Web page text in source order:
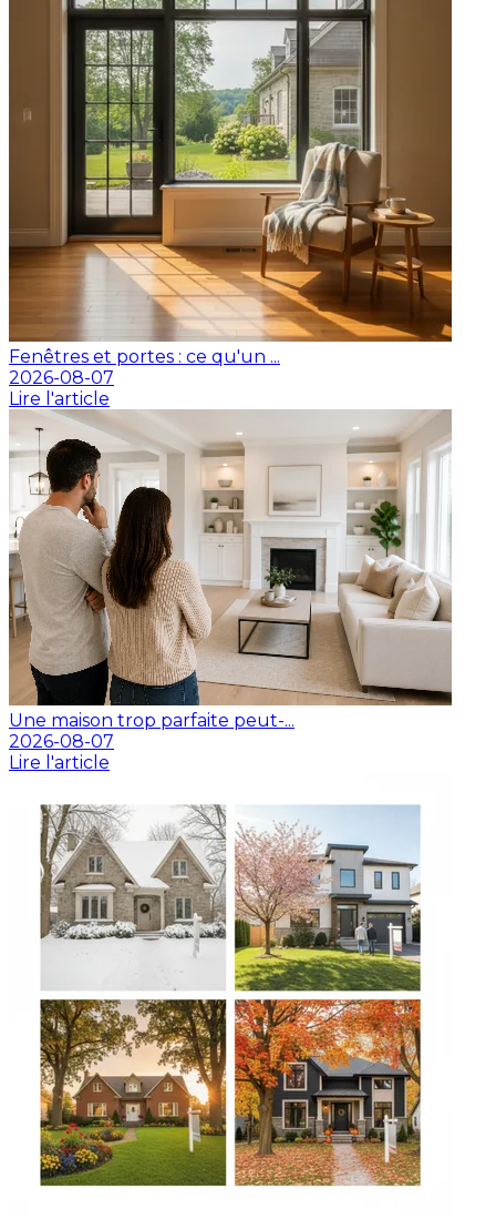
Fenêtres et portes : ce qu'un ...
2026-08-07
Lire l'article
Une maison trop parfaite peut-...
2026-08-07
Lire l'article